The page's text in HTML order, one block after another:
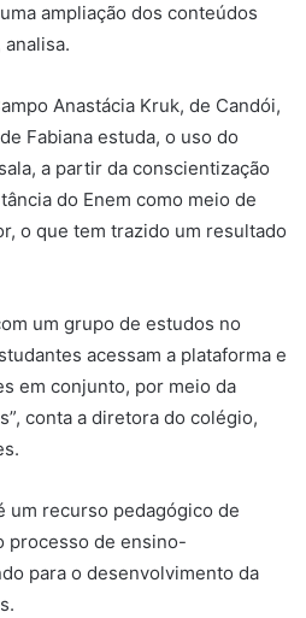
ampliação dos conteúdos
analisa.
Anastácia Kruk, de Candói,
Fabiana estuda, o uso do
a partir da conscientização
do Enem como meio de
o que tem trazido um resultado
um grupo de estudos no
acessam a plataforma e
em conjunto, por meio da
conta a diretora do colégio,
um recurso pedagógico de
processo de ensino-
para o desenvolvimento da